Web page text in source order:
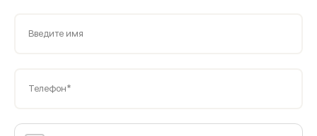
Введите имя
Телефон*